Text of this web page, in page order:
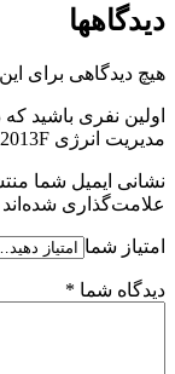
دیدگاهها
هیچ دیدگاهی برای
اولین نفری باشید
مدیریت انرژی M2013F”
نشانی ایمیل شما
علامت‌گذاری شده‌اند
امتیاز شما
دیدگاه شما *